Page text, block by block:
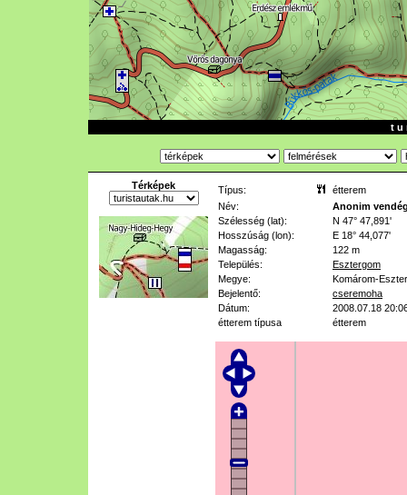
t u
Térképek Típus:
étterem
Név:
Anonim
Szélesség (lat):
N 47° 47,891'
Hosszúság (lon):
E 18° 44,077'
Magasság:
122 m
Település:
Esztergom
Megye:
Komárom-
Bejelentő:
cseremoha
Dátum:
2008.07.18
étterem típusa
étterem